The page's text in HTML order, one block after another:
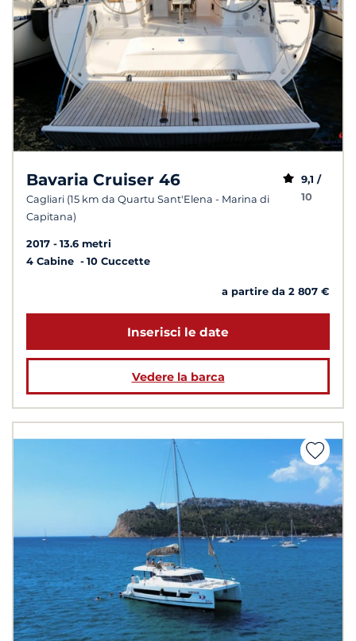
Bavaria Cruiser 46
Cagliari (15 km da Quartu Sant'Elena - Marina di
Capitana)
9,1 /
10
2017
13.6 metri
4 Cabine
10 Cuccette
a partire da 2 807 €
Inserisci le date
Vedere la barca